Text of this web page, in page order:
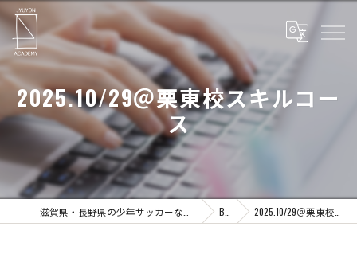
2025.10/29＠栗東校スキルコー
ス
Blog 2025.10/29＠栗東校スキルコース